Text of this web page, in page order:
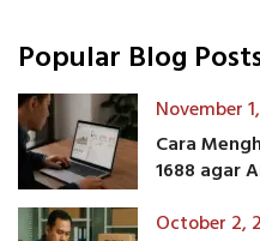
Popular Blog
November
Cara
1688 agar
October 2,